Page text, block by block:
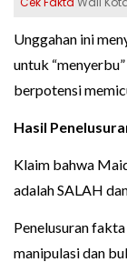
Unggahan ini
untuk
berpotensi
Hasil
Klaim bahwa
adalah SALAH
Penelusuran
manipulasi dan